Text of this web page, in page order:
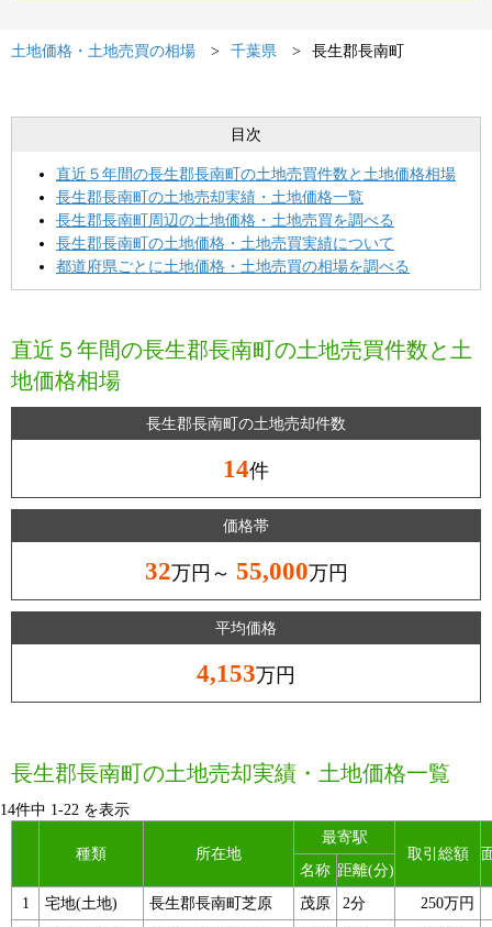
土地価格・土地売買の相場 千葉県 長生郡長南町
目次
直近５年間の長生郡長南町の土地売買件数と土地価格相場
長生郡長南町の土地売却実績・土地価格一覧
長生郡長南町周辺の土地価格・土地売買を調べる
長生郡長南町の土地価格・土地売買実績について
都道府県ごとに土地価格・土地売買の相場を調べる
直近５年間の長生郡長南町の土地売買件数と土
地価格相場
長生郡長南町の土地売却件数
14件
価格帯
32万円～ 55,000万円
平均価格
4,153万円
長生郡長南町の土地売却実績・土地価格一覧
14件中 1-22 を表示
種類 所在地
最寄駅
取引総額
名称 距離(分)
1
宅地(土地) 長生郡長南町芝原 茂原 2分
250万円